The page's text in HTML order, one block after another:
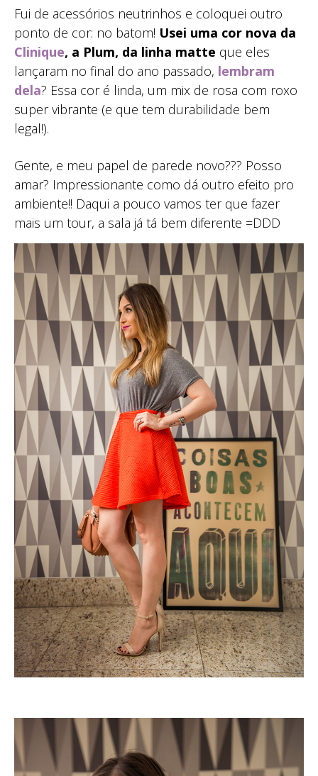
Fui de acessórios neutrinhos e coloquei outro
ponto de cor: no batom! Usei uma cor nova da
Clinique, a Plum, da linha matte que eles
lançaram no final do ano passado, lembram
dela? Essa cor é linda, um mix de rosa com roxo
super vibrante (e que tem durabilidade bem
legal!).
Gente, e meu papel de parede novo??? Posso
amar? Impressionante como dá outro efeito pro
ambiente!! Daqui a pouco vamos ter que fazer
mais um tour, a sala já tá bem diferente =DDD